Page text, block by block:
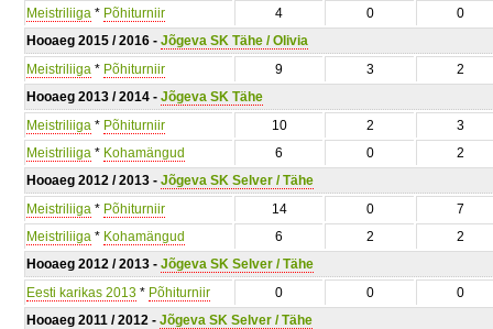
Meistriliiga * Põhiturniir 4 0
0
Hooaeg 2015 / 2016 - Jõgeva SK Tähe / Olivia
Meistriliiga * Põhiturniir 9 3
2
Hooaeg 2013 / 2014 - Jõgeva SK Tähe
Meistriliiga * Põhiturniir 10 2
3
Meistriliiga * Kohamängud 6 0
2
Hooaeg 2012 / 2013 - Jõgeva SK Selver / Tähe
Meistriliiga * Põhiturniir 14 0
7
Meistriliiga * Kohamängud 6 2
2
Hooaeg 2012 / 2013 - Jõgeva SK Selver / Tähe
Eesti karikas 2013 * Põhiturniir 0 0
0
Hooaeg 2011 / 2012 - Jõgeva SK Selver / Tähe